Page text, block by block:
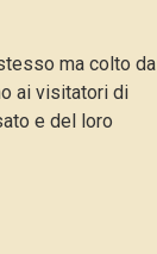
ma colto da
ai visitatori di
e del loro